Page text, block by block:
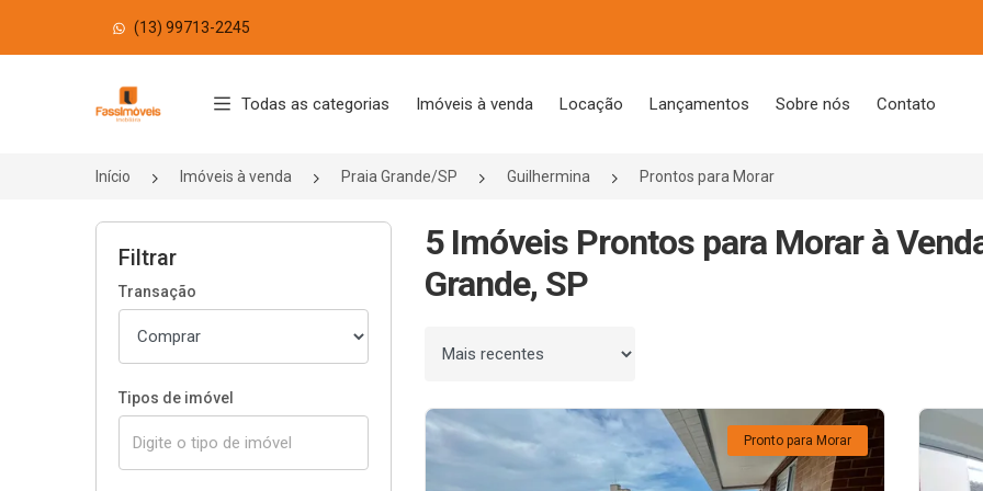
(13) 99713-2245
Página inicial
Todas as categorias Imóveis à venda Locação Lançamentos Sobre nós Contato
Início Imóveis à venda Praia Grande/SP Guilhermina Prontos para Morar
Filtrar
Transação
Tipos de imóvel
5 Imóveis Prontos para Morar à
Grande, SP
Ordenar por
Pronto para Morar